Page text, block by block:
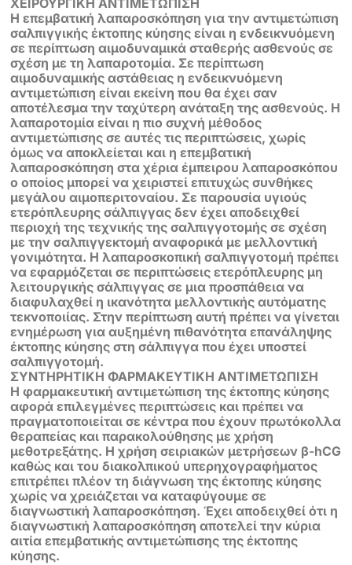
ΧΕΙΡΟΥΡΓΙΚΗ ANTIMETΩΠΙΣΗ
Η επεμβατική λαπαροσκόπηση για την αντιμετώπιση
σαλπιγγικής έκτοπης κύησης είναι η ενδεικνυόμενη
σε περίπτωση αιμοδυναμικά σταθερής ασθενούς σε
σχέση με τη λαπαροτομία. Σε περίπτωση
αιμοδυναμικής αστάθειας η ενδεικνυόμενη
αντιμετώπιση είναι εκείνη που θα έχει σαν
αποτέλεσμα την ταχύτερη ανάταξη της ασθενούς. Η
λαπαροτομία είναι η πιο συχνή μέθοδος
αντιμετώπισης σε αυτές τις περιπτώσεις, χωρίς
όμως να αποκλείεται και η επεμβατική
λαπαροσκόπηση στα χέρια έμπειρου λαπαροσκόπου
ο οποίος μπορεί να χειριστεί επιτυχώς συνθήκες
μεγάλου αιμοπεριτοναίου. Σε παρουσία υγιούς
ετερόπλευρης σάλπιγγας δεν έχει αποδειχθεί
περιοχή της τεχνικής της σαλπιγγοτομής σε σχέση
με την σαλπιγγεκτομή αναφορικά με μελλοντική
γονιμότητα. Η λαπαροσκοπική σαλπιγγοτομή πρέπει
να εφαρμόζεται σε περιπτώσεις ετερόπλευρης μη
λειτουργικής σάλπιγγας σε μια προσπάθεια να
διαφυλαχθεί η ικανότητα μελλοντικής αυτόματης
τεκνοποιίας. Στην περίπτωση αυτή πρέπει να γίνεται
ενημέρωση για αυξημένη πιθανότητα επανάληψης
έκτοπης κύησης στη σάλπιγγα που έχει υποστεί
σαλπιγγοτομή.
ΣΥΝΤΗΡΗΤΙΚΗ ΦΑΡΜΑΚΕΥΤΙΚΗ ΑΝΤΙΜΕΤΩΠΙΣΗ
Η φαρμακευτική αντιμετώπιση της έκτοπης κύησης
αφορά επιλεγμένες περιπτώσεις και πρέπει να
πραγματοποιείται σε κέντρα που έχουν πρωτόκολλα
θεραπείας και παρακολούθησης με χρήση
μεθοτρεξάτης. Η χρήση σειριακών μετρήσεων β-hCG
καθώς και του διακολπικού υπερηχογραφήματος
επιτρέπει πλέον τη διάγνωση της έκτοπης κύησης
χωρίς να χρειάζεται να καταφύγουμε σε
διαγνωστική λαπαροσκόπηση. Έχει αποδειχθεί ότι η
διαγνωστική λαπαροσκόπηση αποτελεί την κύρια
αιτία επεμβατικής αντιμετώπισης της έκτοπης
κύησης.